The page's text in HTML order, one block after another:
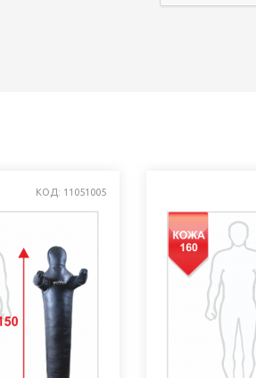
КОД: 11051005